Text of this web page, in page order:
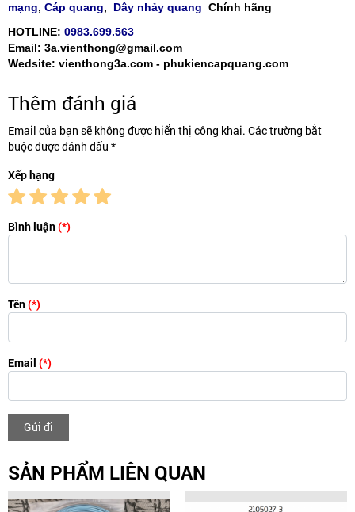
mạng, Cáp quang, Dây nhảy quang Chính hãng
HOTLINE: 0983.699.563
Email: 3a.vienthong@gmail.com
Wedsite: vienthong3a.com - phukiencapquang.com
Thêm đánh giá
Email của bạn sẽ không được hiển thị công khai. Các trường bắt
buộc được đánh dấu *
Xếp hạng
Bình luận(*)
Tên(*)
Email (*)
Gửi đi
SẢN PHẨM LIÊN QUAN